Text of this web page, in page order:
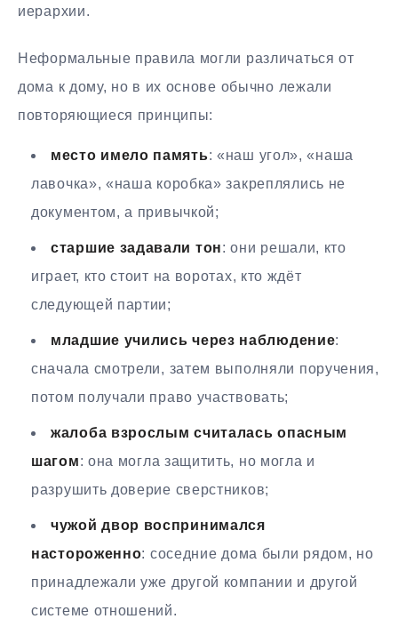
иерархии.
Неформальные правила могли различаться от
дома к дому, но в их основе обычно лежали
повторяющиеся принципы:
место имело память: «наш угол», «наша
лавочка», «наша коробка» закреплялись не
документом, а привычкой;
старшие задавали тон: они решали, кто
играет, кто стоит на воротах, кто ждёт
следующей партии;
младшие учились через наблюдение:
сначала смотрели, затем выполняли поручения,
потом получали право участвовать;
жалоба взрослым считалась опасным
шагом: она могла защитить, но могла и
разрушить доверие сверстников;
чужой двор воспринимался
настороженно: соседние дома были рядом, но
принадлежали уже другой компании и другой
системе отношений.